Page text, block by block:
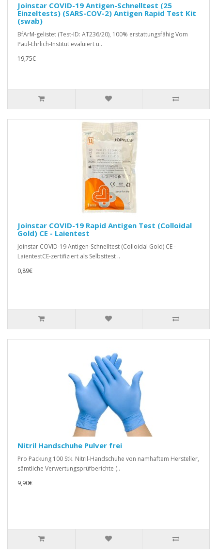
Joinstar COVID-19 Antigen-Schnelltest (25
Einzeltests) (SARS-COV-2) Antigen Rapid Test Kit
(swab)
BfArM-gelistet (Test-ID: AT236/20), 100% erstattungsfähig Vom
Paul-Ehrlich-Institut evaluiert u..
19,75€
Joinstar COVID-19 Rapid Antigen Test (Colloidal
Gold) CE - Laientest
Joinstar COVID-19 Antigen-Schnelltest (Colloidal Gold) CE -
LaientestCE-zertifiziert als Selbsttest ..
0,89€
Nitril Handschuhe Pulver frei
Pro Packung 100 Stk. Nitril-Handschuhe von namhaftem Hersteller,
sämtliche Verwertungsprüfberichte (..
9,90€